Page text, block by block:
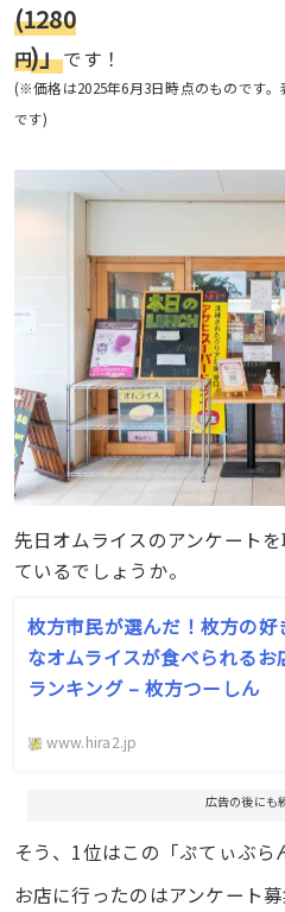
(1280
円)」です！
(※価格は2025年6月3日時点のものです
です)
先日オムライスのアンケート
ているでしょうか。
枚方市民が選んだ！枚方の好
なオムライスが食べられるお
ランキング – 枚方つーしん
www.hira2.jp
広告の後にも
そう、1位はこの「ぷてぃぶら
お店に行ったのはアンケート